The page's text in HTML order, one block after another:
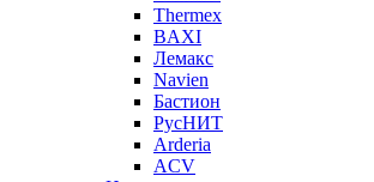
Thermex
BAXI
Лемакс
Navien
Бастион
РусНИТ
Arderia
ACV